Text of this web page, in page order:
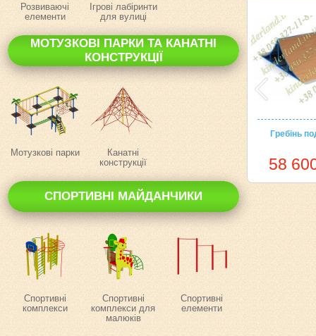
Розвиваючі
елементи
Ігрові лабіринти
для вулиці
МОТУЗКОВІ ПАРКИ ТА КАНАТНІ
КОНСТРУКЦІЇ
Мотузкові парки
Канатні
конструкції
СПОРТИВНІ МАЙДАНЧИКИ
Спортивні
комплекси
Спортивні
комплекси для
малюків
Спортивні
елементи
Гребінь
58